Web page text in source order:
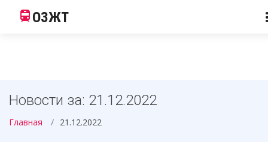
ОЗЖТ
Новости за: 21.12.2022
Главная 21.12.2022